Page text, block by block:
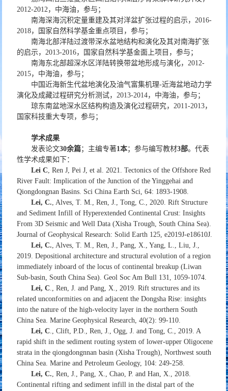
2012-2012，中海油，参与；
南海深海沉积定量重建及其对洋盆扩张过程的启示，2016-
2018，国家自然科学基金重点项目，参与；
南海北部洋陆过渡带深水盆地结构和演化及其对南海扩张
的启示，2013-2016，国家自然科学基金面上项目，参与；
南海东北部超深水区洋陆转换带盆地形成与演化，2012-
2015，中海油，参与；
中国近海新生代盆地演化及油气富集机理-近海盆地动力学
演化及成藏过程研究分析测试，2013-2014，中海油，参与；
琼东南盆地深水区结构构造及演化过程研究，2011-2013，
国家科技重大专项，参与；
学术成果
发表论文30余篇；主编专著1本；参与编写教材3部。代表
性学术成果如下：
Lei C, Ren J, Pei J, et al. 2021. Tectonics of the Offshore Red
River Fault: Implication of the Junction of the Yinggehai and
Qiongdongnan Basins. Sci China Earth Sci, 64: 1893-1908.
Lei, C., Alves, T. M., Ren, J., Tong, C., 2020. Rift Structure
and Sediment Infill of Hyperextended Continental Crust: Insights
From 3D Seismic and Well Data (Xisha Trough, South China Sea).
Journal of Geophysical Research: Solid Earth 125, e2019J-e18610J.
Lei, C., Alves, T. M., Ren, J., Pang, X., Yang, L., Liu, J.,
2019. Depositional architecture and structural evolution of a region
immediately inboard of the locus of continental breakup (Liwan
Sub-basin, South China Sea). Geol Soc Am Bull 131, 1059-1074.
Lei, C., Ren, J. and Pang, X., 2019. Rift structures and its
related unconformities on and adjacent the Dongsha Rise: insights
into the nature of the high-velocity layer in the northern South
China Sea. Marine Geophysical Research, 40(2): 99-110.
Lei, C., Clift, P.D., Ren, J., Ogg, J. and Tong, C., 2019. A
rapid shift in the sediment routing system of lower-upper Oligocene
strata in the qiongdongnnan basin (Xisha Trough), Northwest south
China Sea. Marine and Petroleum Geology, 104: 249-258.
Lei, C., Ren, J., Pang, X., Chao, P. and Han, X., 2018.
Continental rifting and sediment infill in the distal part of the